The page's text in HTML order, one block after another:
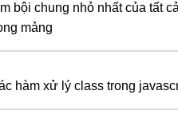
bội chung nhỏ nhất của tất
mảng
hàm xử lý class trong